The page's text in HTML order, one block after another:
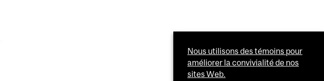
Nous utilisons des témoins pour
améliorer la convivialité de nos
sites Web.